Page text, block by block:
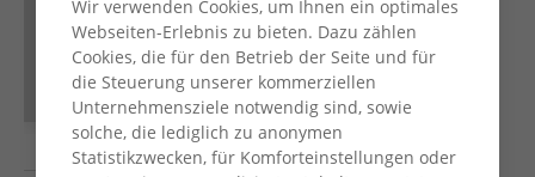
Wir verwenden Cookies, um Ihnen ein optimales
Webseiten-Erlebnis zu bieten. Dazu zählen
Cookies, die für den Betrieb der Seite und für
die Steuerung unserer kommerziellen
Unternehmensziele notwendig sind, sowie
solche, die lediglich zu anonymen
Statistikzwecken, für Komforteinstellungen oder